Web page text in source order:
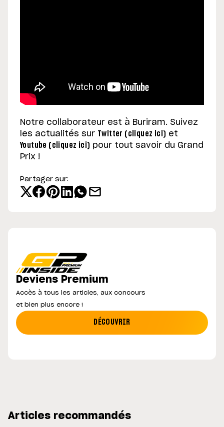
Notre collaborateur est à Buriram. Suivez
les actualités sur Twitter (cliquez ici) et
Youtube (cliquez ici) pour tout savoir du Grand
Prix !
Partager sur:
Deviens Premium
Accès à tous les articles, aux concours
et bien plus encore !
DÉCOUVRIR
Articles recommandés